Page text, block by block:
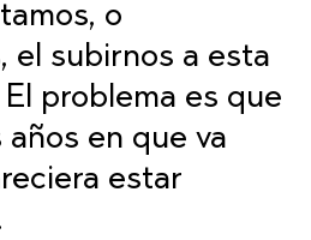
o
el subirnos a esta
problema es que
años en que va
estar